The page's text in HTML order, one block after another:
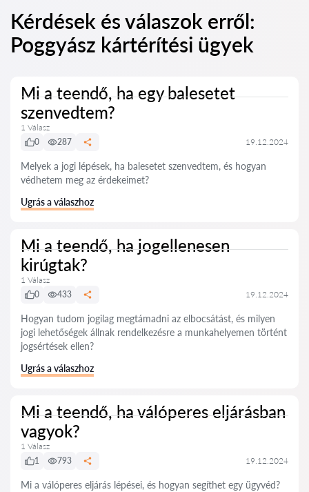
Kérdések és válaszok erről:
Poggyász kártérítési ügyek
Mi a teendő, ha egy balesetet
szenvedtem?
1 Válasz
0
287 19.12.2024
Melyek a jogi lépések, ha balesetet szenvedtem, és hogyan
védhetem meg az érdekeimet?
Ugrás a válaszhoz
Mi a teendő, ha jogellenesen
kirúgtak?
1 Válasz
0
433 19.12.2024
Hogyan tudom jogilag megtámadni az elbocsátást, és milyen
jogi lehetőségek állnak rendelkezésre a munkahelyemen történt
jogsértések ellen?
Ugrás a válaszhoz
Mi a teendő, ha válóperes eljárásban
vagyok?
1 Válasz
1
793 19.12.2024
Mi a válóperes eljárás lépései, és hogyan segíthet egy ügyvéd?